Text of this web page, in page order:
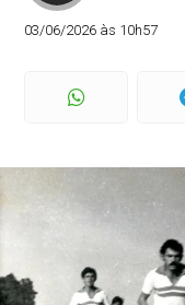
03/06/2026 às 10h57